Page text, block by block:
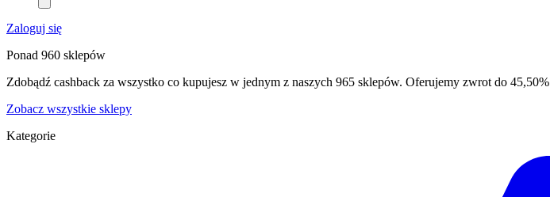
produktów
i
kategorii
Zaloguj się
Ponad 960 sklepów
Zdobądź cashback za wszystko co kupujesz w jednym z naszych 965 sklepów. Oferujemy zwrot do 45,50%
Zobacz wszystkie sklepy
Kategorie